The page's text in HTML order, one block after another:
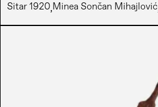
Sitar 1920 Minea Sončan Mihajlović